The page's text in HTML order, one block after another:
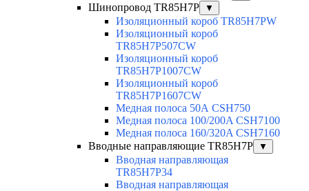
Шинопровод TR85H7P ▼
Изоляционный короб TR85H7PW
Изоляционный короб
TR85H7P507CW
Изоляционный короб
TR85H7P1007CW
Изоляционный короб
TR85H7P1607CW
Медная полоса 50А CSH750
Медная полоса 100/200A CSH7100
Медная полоса 160/320A CSH7160
Вводные направляющие TR85H7P
▼
Вводная направляющая
TR85H7P34
Вводная направляющая